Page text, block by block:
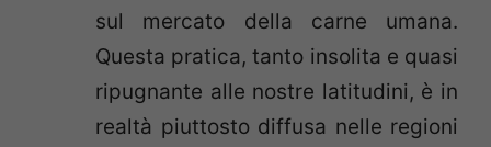
sul mercato della carne umana.
Questa pratica, tanto insolita e quasi
ripugnante alle nostre latitudini, è in
realtà piuttosto diffusa nelle regioni